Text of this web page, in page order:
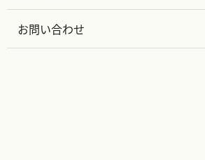
お問い合わせ